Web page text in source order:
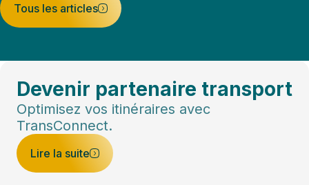
Tous les articles
Devenir partenaire transport
Optimisez vos itinéraires avec
TransConnect.
Lire la suite